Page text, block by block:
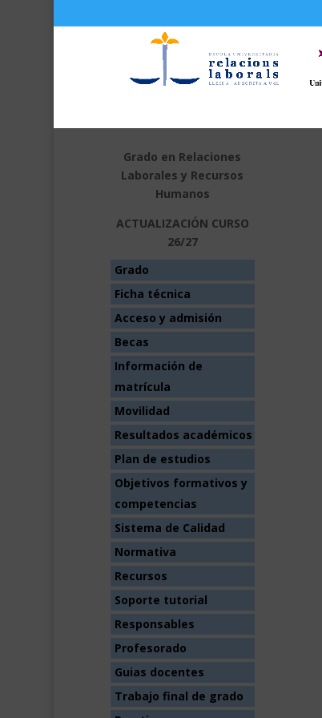
Grado en Relaciones
Laborales y Recursos
Humanos
ACTUALIZACIÓN CURSO
26/27
Grado
Ficha técnica
Acceso y admisión
Becas
Información de
matrícula
Movilidad
Resultados académicos
Plan de estudios
Objetivos formativos y
competencias
Sistema de Calidad
Normativa
Recursos
Soporte tutorial
Responsables
Profesorado
Guias docentes
Trabajo final de grado